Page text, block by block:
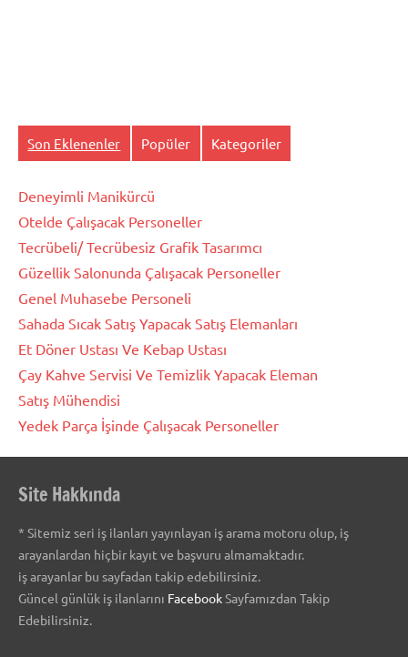
Son Eklenenler Popüler Kategoriler
Deneyimli Manikürcü
Otelde Çalışacak Personeller
Tecrübeli/ Tecrübesiz Grafik Tasarımcı
Güzellik Salonunda Çalışacak Personeller
Genel Muhasebe Personeli
Sahada Sıcak Satış Yapacak Satış Elemanları
Et Döner Ustası Ve Kebap Ustası
Çay Kahve Servisi Ve Temizlik Yapacak Eleman
Satış Mühendisi
Yedek Parça İşinde Çalışacak Personeller
Site Hakkında
* Sitemiz seri iş ilanları yayınlayan iş arama motoru olup, iş
arayanlardan hiçbir kayıt ve başvuru almamaktadır.
iş arayanlar bu sayfadan takip edebilirsiniz.
Güncel günlük iş ilanlarını FacebookSayfamızdan Takip
Edebilirsiniz.